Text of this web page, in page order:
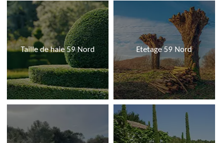
Taille de haie 59 Nord Etetage 59 Nord